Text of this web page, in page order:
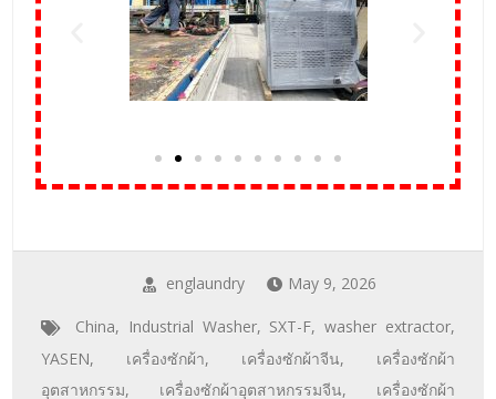
englaundry May 9, 2026
Industrial Washer ,SXT-F,washer extractor
YASEN, เครื่องซักผ้า,เครื่องซักผ้าจีน,เครื่องซักผ้า
อุตสาหกรรม ,เครื่องซักผ้าอุตสาหกรรมจีน
เครื่องซักผ้า
โรงงานอุตสาหกรรม,เครื่องซักผ้าโรงพยาบาล
เครื่องซักผ้า